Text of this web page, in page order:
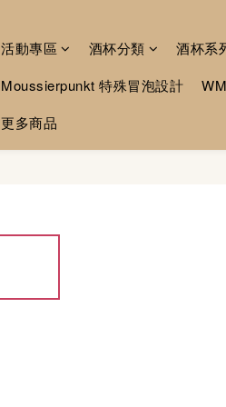
活動專區 酒杯分類
酒杯系
Moussierpunkt 特殊冒泡設計
更多商品